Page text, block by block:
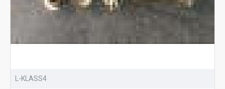
L-KLASS4